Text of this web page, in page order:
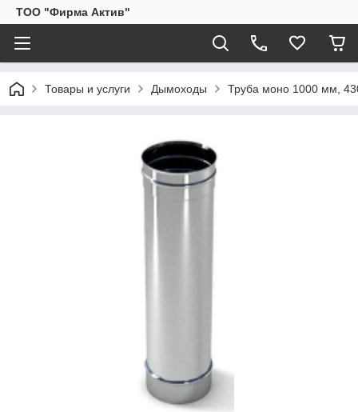
ТОО "Фирма Актив"
Товары и услуги Дымоходы Труба моно 1000 мм,